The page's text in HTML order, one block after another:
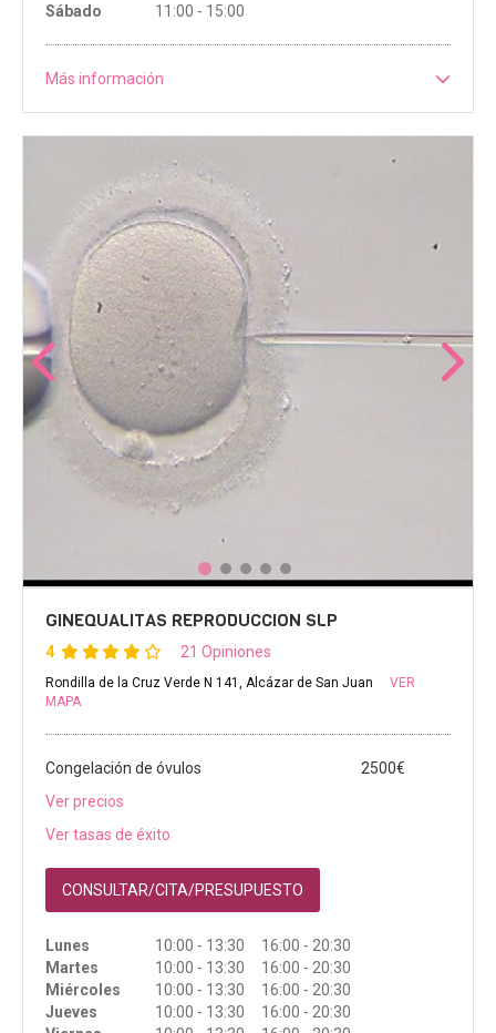
Sábado
11:00 - 15:00
Más información
GINEQUALITAS REPRODUCCION SLP
4 21 Opiniones
Rondilla de la Cruz Verde N 141, Alcázar de San Juan
VER
MAPA
Congelación de óvulos
2500€
Ver precios
Ver tasas de éxito
CONSULTAR/CITA/PRESUPUESTO
Lunes
10:00 - 13:30 16:00 - 20:30
Martes
10:00 - 13:30 16:00 - 20:30
Miércoles
10:00 - 13:30 16:00 - 20:30
Jueves
10:00 - 13:30 16:00 - 20:30